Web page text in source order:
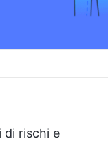
di rischi e